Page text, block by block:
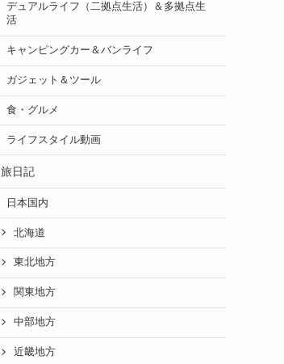
デュアルライフ（二拠点生活）＆多拠点生
活
キャンピングカー＆バンライフ
ガジェット＆ツール
食・グルメ
ライフスタイル動画
旅日記
日本国内
北海道
東北地方
関東地方
中部地方
近畿地方